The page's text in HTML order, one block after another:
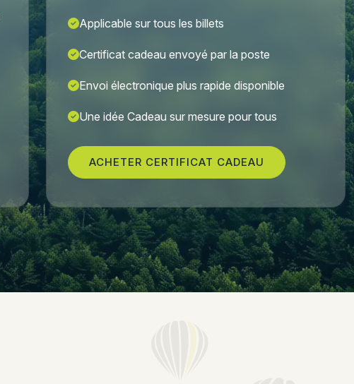
Applicable sur tous les billets
Certificat cadeau envoyé par la poste
Envoi électronique plus rapide disponible
Une idée Cadeau sur mesure pour tous
ACHETER CERTIFICAT CADEAU